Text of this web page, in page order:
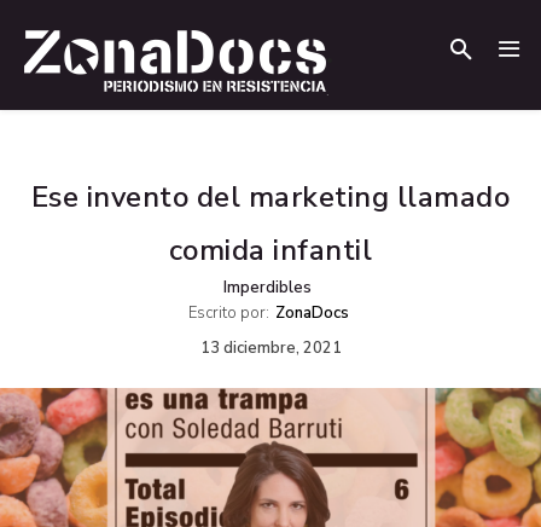
Ese invento del marketing llamado
comida infantil
Imperdibles
Escrito por: ZonaDocs
13 diciembre, 2021